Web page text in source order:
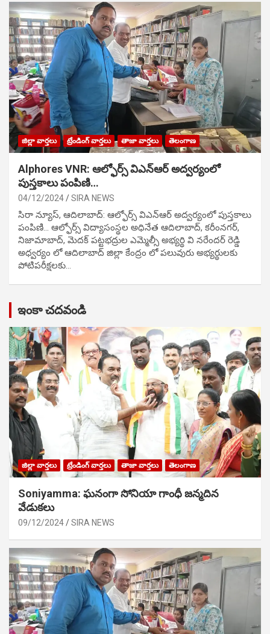
జిల్లా వార్తలు ట్రేండింగ్ వార్తలు తాజా వార్తలు తెలంగాణ
Alphores VNR: ఆల్ఫోర్స్ విఎన్ఆర్ అద్వర్యంలో
పుస్తకాలు పంపిణి…
04/12/2024 SIRA NEWS
సిరా న్యూస్, ఆదిలాబాద్: ఆల్ఫోర్స్ విఎన్ఆర్ అద్వర్యంలో పుస్తకాలు
పంపిణి… ఆల్ఫోర్స్ విద్యాసంస్థల అధినేత ఆదిలాబాద్, కరీంనగర్,
నిజామాబాద్, మెదక్ పట్టభద్రుల ఎమ్మెల్సీ అభ్యర్థి వి నరేందర్ రెడ్డి
అధ్వర్యం లో ఆదిలాబాద్ జిల్లా కేంద్రం లో పలువురు అభ్యర్థులకు
పోటిప‌రీక్ష‌ల‌కు…
ఇంకా చదవండి
జిల్లా వార్తలు ట్రేండింగ్ వార్తలు తాజా వార్తలు తెలంగాణ
Soniyamma: ఘ‌నంగా సోనియా గాంధీ జ‌న్మ‌దిన
వేడుక‌లు
09/12/2024 SIRA NEWS